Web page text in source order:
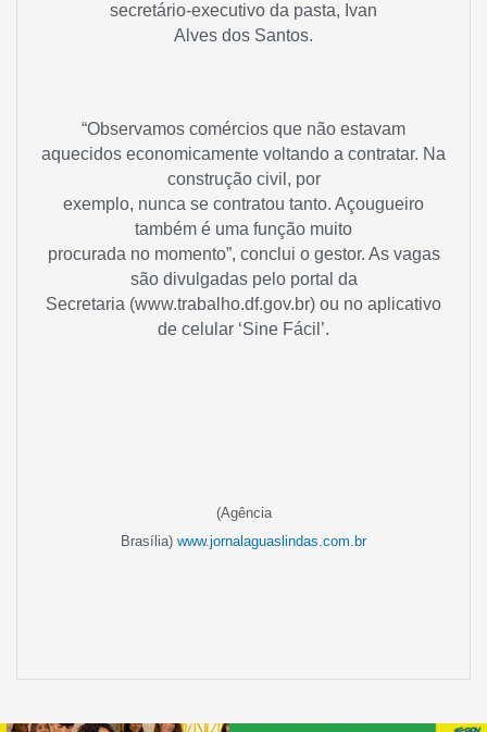
secretário-executivo da pasta, Ivan
Alves dos Santos.
“Observamos comércios que não estavam
aquecidos economicamente voltando a contratar. Na
construção civil, por
exemplo, nunca se contratou tanto. Açougueiro
também é uma função muito
procurada no momento”, conclui o gestor. As vagas
são divulgadas pelo portal da
Secretaria (www.trabalho.df.gov.br) ou no aplicativo
de celular ‘Sine Fácil’.
(Agência
Brasília) www.jornalaguaslindas.com.br